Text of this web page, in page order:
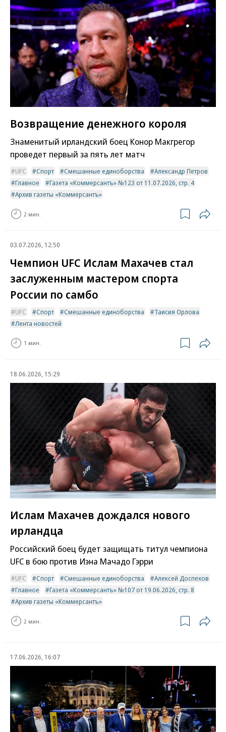
Возвращение денежного короля
Знаменитый ирландский боец Конор Макгрегор
проведет первый за пять лет матч
UFC Спорт Смешанные единоборства
Александр Петров
Главное
Газета «Коммерсантъ» №123 от 11.07.2026, стр. 4
Архив газеты «Коммерсантъ»
2 мин.
03.07.2026, 12:50
Чемпион UFC Ислам Махачев стал
заслуженным мастером спорта
России по самбо
UFC Спорт Смешанные единоборства
Таисия Орлова
Лента новостей
1 мин.
18.06.2026, 15:29
Ислам Махачев дождался нового
ирландца
Российский боец будет защищать титул чемпиона
UFC в бою против Иэна Мачадо Гэрри
UFC Спорт Смешанные единоборства
Алексей Доспехов
Главное
Газета «Коммерсантъ» №107 от 19.06.2026, стр. 8
Архив газеты «Коммерсантъ»
2 мин.
17.06.2026, 16:07